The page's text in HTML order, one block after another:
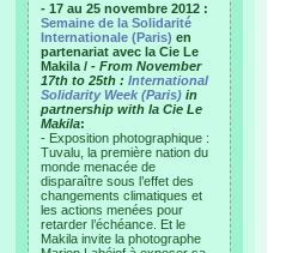
- 17 au 25 novembre 2012 :
Semaine de la Solidarité
Internationale (Paris) en
partenariat avec la Cie Le
Makila / - From November
17th to 25th : International
Solidarity Week (Paris) in
partnership with la Cie Le
Makila:
- Exposition photographique :
Tuvalu, la première nation du
monde menacée de
disparaître sous l’effet des
changements climatiques et
les actions menées pour
retarder l’échéance. Et le
Makila invite la photographe